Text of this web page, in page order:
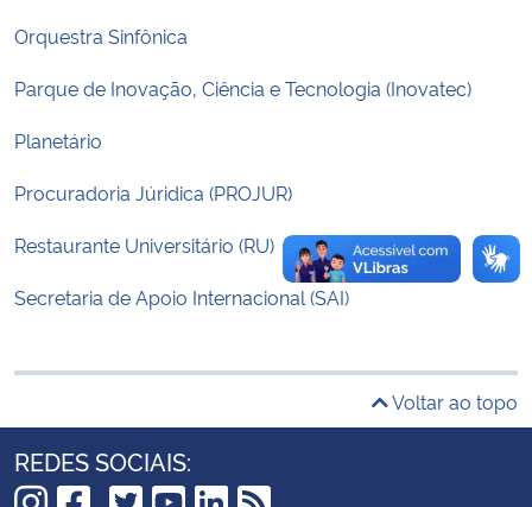
Advocacia-Geral da União
Orquestra Sinfônica
Parque de Inovação, Ciência e Tecnologia (Inovatec)
Planetário
Procuradoria Júridica (PROJUR)
Restaurante Universitário (RU)
Secretaria de Apoio Internacional (SAI)
Voltar ao topo
REDES SOCIAIS: